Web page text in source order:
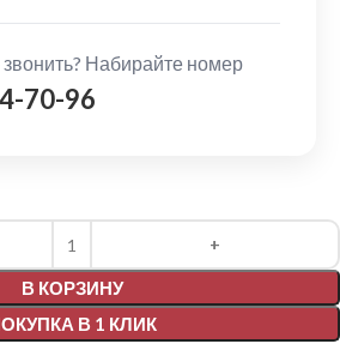
Набирайте номер
70-96Lбрус Norman 0,5
В КОРЗИНУ
В 1 КЛИК